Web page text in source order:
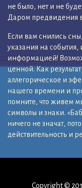
не было, нет и не
Даром предвидения
Если вам снились
указания на события,
информацией!
ценной. Как
аллегорическое и
нашего времени и
помните, что живем
символы и знаки.
ничего не значат,
действительность и
Copyright ©